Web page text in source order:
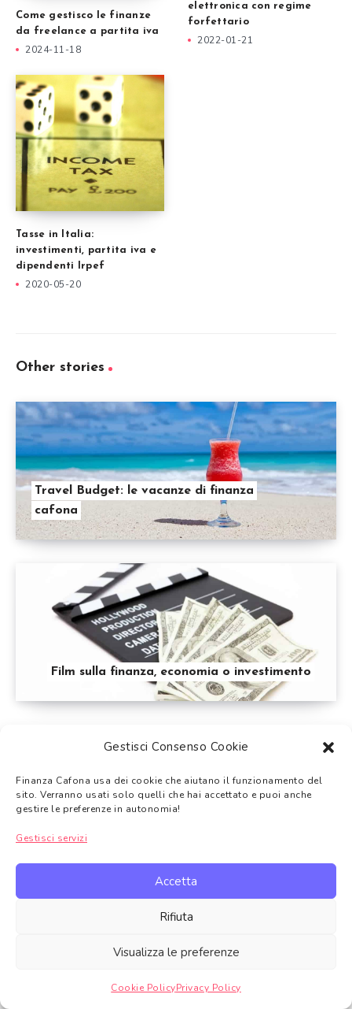
Gestisci Consenso Cookie
Finanza Cafona usa dei cookie che aiutano il funzionamento del
sito. Verranno usati solo quelli che hai accettato e puoi anche
gestire le preferenze in autonomia!
Gestisci servizi
Accetta
Rifiuta
Visualizza le preferenze
Cookie PolicyPrivacy Policy
Come gestisco le finanze
da freelance a partita iva
2024-11-18
elettronica con regime
forfettario
2022-01-21
Tasse in Italia:
investimenti, partita iva e
dipendenti Irpef
2020-05-20
Other stories
Travel Budget: le vacanze di finanza
cafona
Film sulla finanza, economia o investimento
Tutti i temi trattati su Finanza Cafona hannosolo uno scopo
informativo e non di sostituzione a una consulenza finanziaria
Gli argomenti trattati non devono intendersi come consigli
Topcashback e di altre piattaforme di affiliazione potrebbe ricevere
Puoi inoltre consultare qui laPrivacy Policy